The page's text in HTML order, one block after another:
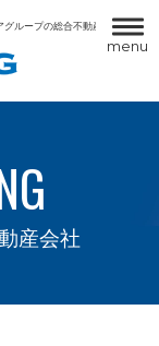
ループの総合不動産会社です。
menu
産会社